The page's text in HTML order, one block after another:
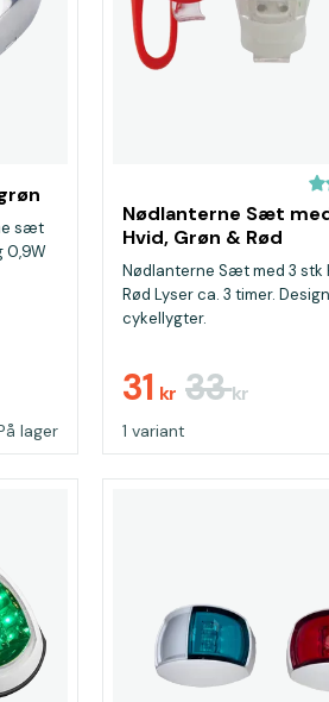
sæt
0,9W
lager
Nødlanterne Sæt
Hvid, Grøn & Rød
Nødlanterne Sæt med 3 stk
Rød Lyser ca. 3 timer.
cykellygter.
31 kr 33kr
1 variant